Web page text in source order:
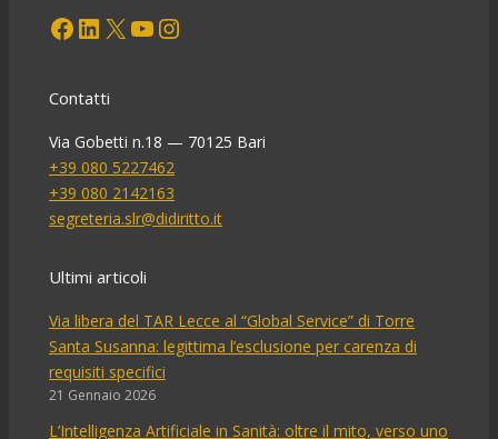
Facebook LinkedIn X YouTube Instagram
Contatti
Via Gobetti n.18 — 70125 Bari
+39 080 5227462
+39 080 2142163
segreteria.slr@didiritto.it
Ultimi articoli
Via libera del TAR Lecce al “Global Service” di Torre
Santa Susanna: legittima l’esclusione per carenza di
requisiti specifici
21 Gennaio 2026
L’Intelligenza Artificiale in Sanità: oltre il mito, verso uno